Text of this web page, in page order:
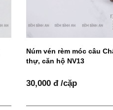
Núm vén rèm móc câu
thự, căn hộ NV13
30,000 đ /cặp